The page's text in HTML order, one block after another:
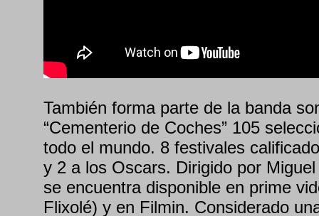
También forma parte de la banda
“Cementerio de Coches” 105
todo el mundo. 8 festivales
y 2 a los Oscars. Dirigido por
se encuentra disponible en prime
Flixolé) y en Filmin. Considerado